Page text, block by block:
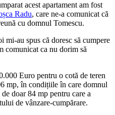
acest apartament am fost
Radu, care ne-a comunicat că
cu domnul Tomescu.
mi-au spus că doresc să cumpere
comunicat ca nu dorim să
Euro pentru o cotă de teren
mp, în condițiile în care domnul
doar 84 mp pentru care a
de vânzare-cumpărare.